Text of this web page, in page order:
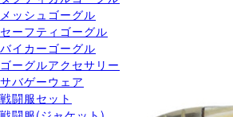
メッシュゴーグル
セーフティゴーグル
バイカーゴーグル
ゴーグルアクセサリー
サバゲーウェア
戦闘服セット